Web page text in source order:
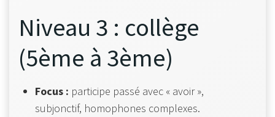
Niveau 3 : collège
(5ème à 3ème)
Focus : participe passé avec « avoir »,
subjonctif, homophones complexes.